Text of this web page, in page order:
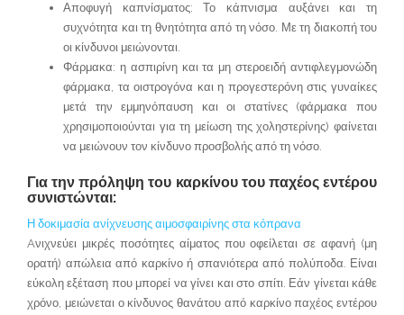
Αποφυγή καπνίσματος: Το κάπνισμα αυξάνει και τη
συχνότητα και τη θνητότητα από τη νόσο. Με τη διακοπή του
οι κίνδυνοι μειώνονται.
Φάρμακα: η ασπιρίνη και τα μη στεροειδή αντιφλεγμονώδη
φάρμακα, τα οιστρογόνα και η προγεστερόνη στις γυναίκες
μετά την εμμηνόπαυση και οι στατίνες (φάρμακα που
χρησιμοποιούνται για τη μείωση της χοληστερίνης) φαίνεται
να μειώνουν τον κίνδυνο προσβολής από τη νόσο.
Για την πρόληψη του καρκίνου του παχέος εντέρου
συνιστώνται:
Η δοκιμασία ανίχνευσης αιμοσφαιρίνης στα κόπρανα
Aνιχνεύει μικρές ποσότητες αίματος που οφείλεται σε αφανή (μη
ορατή) απώλεια από καρκίνο ή σπανιότερα από πολύποδα. Είναι
εύκολη εξέταση που μπορεί να γίνει και στο σπίτι. Εάν γίνεται κάθε
χρόνο, μειώνεται ο κίνδυνος θανάτου από καρκίνο παχέος εντέρου